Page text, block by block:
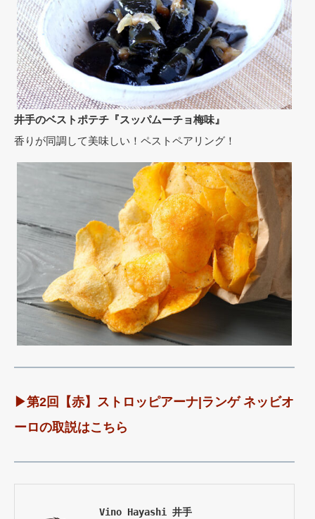
井手のベストポテチ『スッパムーチョ梅味』
香りが同調して美味しい！ペストペアリング！
▶︎第2回【赤】ストロッピアーナ|ランゲ ネッビオ
ーロの取説はこちら
Vino Hayashi 井手